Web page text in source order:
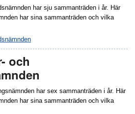
har sju sammanträden i år. Här
har sina sammanträden och vilka
och
har sex sammanträden i år. Här
har sina sammanträden och vilka